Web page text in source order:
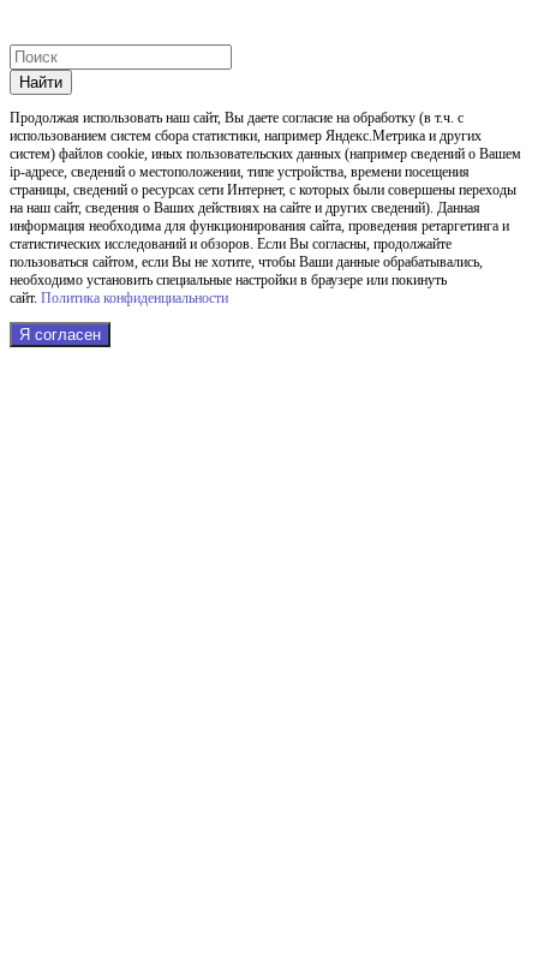
Найти
Продолжая использовать наш cайт, Вы даете согласие на обработку (в т.ч. с
использованием систем сбора статистики, например Яндекс.Метрика и других
систем) файлов cookie, иных пользовательских данных (например сведений о Вашем
ip-адресе, сведений о местоположении, типе устройства, времени посещения
страницы, сведений о ресурсах сети Интернет, с которых были совершены переходы
на наш сайт, сведения о Ваших действиях на сайте и других сведений). Данная
информация необходима для функционирования сайта, проведения ретаргетинга и
статистических исследований и обзоров. Если Вы согласны, продолжайте
пользоваться сайтом, если Вы не хотите, чтобы Ваши данные обрабатывались,
необходимо установить специальные настройки в браузере или покинуть
сайт. Политика конфиденциальности
Я согласен